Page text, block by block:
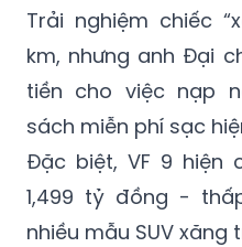
Trải nghiệm chiếc
km, nhưng anh Đại
tiền cho việc nạp
sách miễn phí sạc
Đặc biệt, VF 9 hiện
1,499 tỷ đồng -
nhiều mẫu SUV